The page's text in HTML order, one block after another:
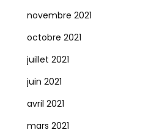
novembre 2021
octobre 2021
juillet 2021
juin 2021
avril 2021
mars 2021